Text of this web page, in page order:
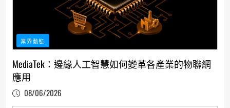
業界動態
MediaTek：邊緣人工智慧如何變革各產業的物聯網
應用
08/06/2026